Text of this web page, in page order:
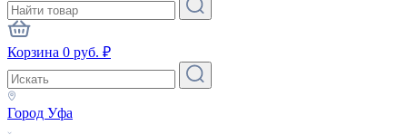
Корзина 0 руб. ₽
Город Уфа